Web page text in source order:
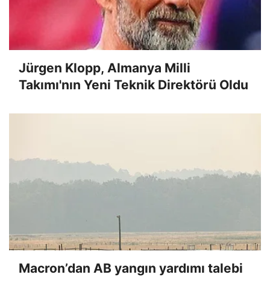
Jürgen Klopp, Almanya Milli
Takımı'nın Yeni Teknik Direktörü Oldu
Macron’dan AB yangın yardımı talebi